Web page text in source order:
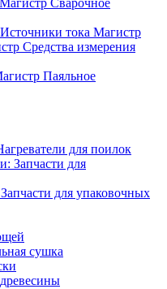
Сварочное
Источники тока Магистр
Средства измерения
Паяльное
для поилок
для упаковочных
сушка